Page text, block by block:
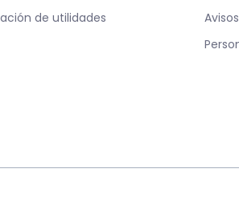
de utilidades